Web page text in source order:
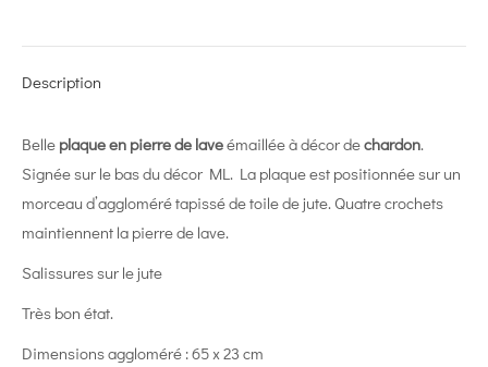
Description
Belle plaque en pierre de laveémaillée à décor dechardon.
Signée sur le bas du décor ML. La plaque est positionnée sur un
morceau d’aggloméré tapissé de toile de jute. Quatre crochets
maintiennent la pierre de lave.
Salissures sur le jute
Très bon état.
Dimensions aggloméré : 65 x 23 cm